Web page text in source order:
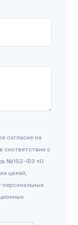
согласие на
соответствии с
№152-ФЗ «О
целей,
персональных